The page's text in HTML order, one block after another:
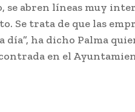
se abren líneas muy
Se trata de que las
día”, ha dicho Palma
en el